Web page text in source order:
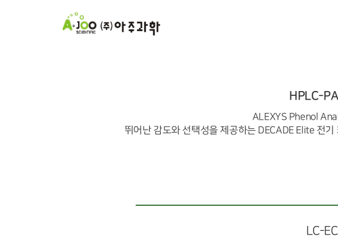
HPLC-
ALEXYS Phenol
뛰어난 감도와 선택성을 제공하는 DECADE Elite 전
LC-